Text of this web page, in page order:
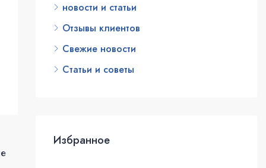
новости и статьи
Отзывы клиентов
Свежие новости
Статьи и советы
Избранное